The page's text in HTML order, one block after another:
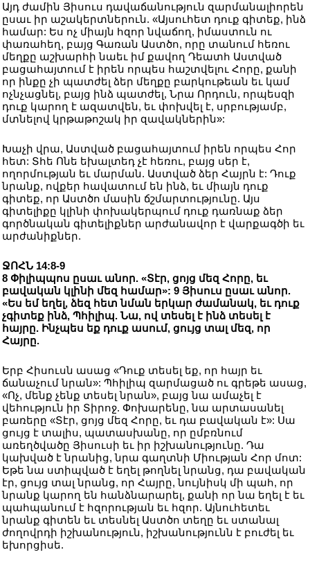
Այդ ժամին Յիսուս դավաճանություն զարմանալիորեն
ըսաւ իր աշակերտներուն. «Այսուհետ դուք գիտեք, ինձ
համար: Ես ոչ միայն հզոր նվաճող, իմաստուն ու
փառահեղ, բայց Գառան Աստծո, որը տանում հեռու
մեղքը աշխարհի նաեւ իմ քավող Դեատհ Աստված
բացահայտում է իրեն որպես հաշտվելու Հորը, քանի
որ ինքը չի պատժել ձեր մեղքը բարկութեան եւ կամ
ոչնչացնել, բայց ինձ պատժել, Նրա Որդուն, որպեսզի
դուք կարող է ազատվեն, եւ փոխվել է, սրբությամբ,
մտնելով կրթաթոշակ իր զավակներին»:
Խաչի վրա, Աստված բացահայտում իրեն որպես Հոր
հետ: Տհե Ոնե եխալտեդ չէ հեռու, բայց սեր է,
ողորմության եւ մարման. Աստված ձեր Հայրն է: Դուք
նրանք, ովքեր հավատում են ինձ, եւ միայն դուք
գիտեք, որ Աստծո մասին ճշմարտությունը. Այս
գիտելիքը կլինի փոխակերպում դուք դառնաք ձեր
գործնական գիտելիքներ արժանավոր է վարքագծի եւ
արժանիքներ.
ՋՈՀՆ 14:8-9
8 Փիլիպպոս ըսաւ անոր. «Տէր, ցոյց մեզ Հորը, եւ
բավական կլինի մեզ համար»: 9 Յիսուս ըսաւ անոր.
«Ես եմ եղել, ձեզ հետ նման երկար ժամանակ, եւ դուք
չգիտեք ինձ, Պհիլիպ. Նա, ով տեսել է ինձ տեսել է
հայրը. Ինչպես եք դուք ասում, ցույց տալ մեզ, որ
Հայրը.
Երբ Հիսուսն ասաց «Դուք տեսել եք, որ հայր եւ
ճանաչում նրան»: Պհիլիպ զարմացած ու գրեթե ասաց,
«Ոչ, մենք չենք տեսել նրան», բայց նա ամաչել է
վեհություն իր Տիրոջ. Փոխարենը, նա արտասանել
բառերը «Տէր, ցոյց մեզ Հորը, եւ դա բավական է»: Սա
ցույց է տալիս, պատասխանը, որ ըմբռնում
առեղծվածը Յիսուսի եւ իր իշխանությունը. Դա
կախված է նրանից, նրա գաղտնի Միության Հոր մոտ:
Եթե նա ստիպված է եղել թողնել նրանց, դա բավական
էր, ցույց տալ նրանց, որ Հայրը, նույնիսկ մի պահ, որ
նրանք կարող են հանձնարարել, քանի որ նա եղել է եւ
պահպանում է հզորության եւ հզոր. Այնուհետեւ
նրանք գիտեն եւ տեսնել Աստծո տեղը եւ ստանալ
ժողովրդի իշխանություն, իշխանությունն է բուժել եւ
եխորցիսե.